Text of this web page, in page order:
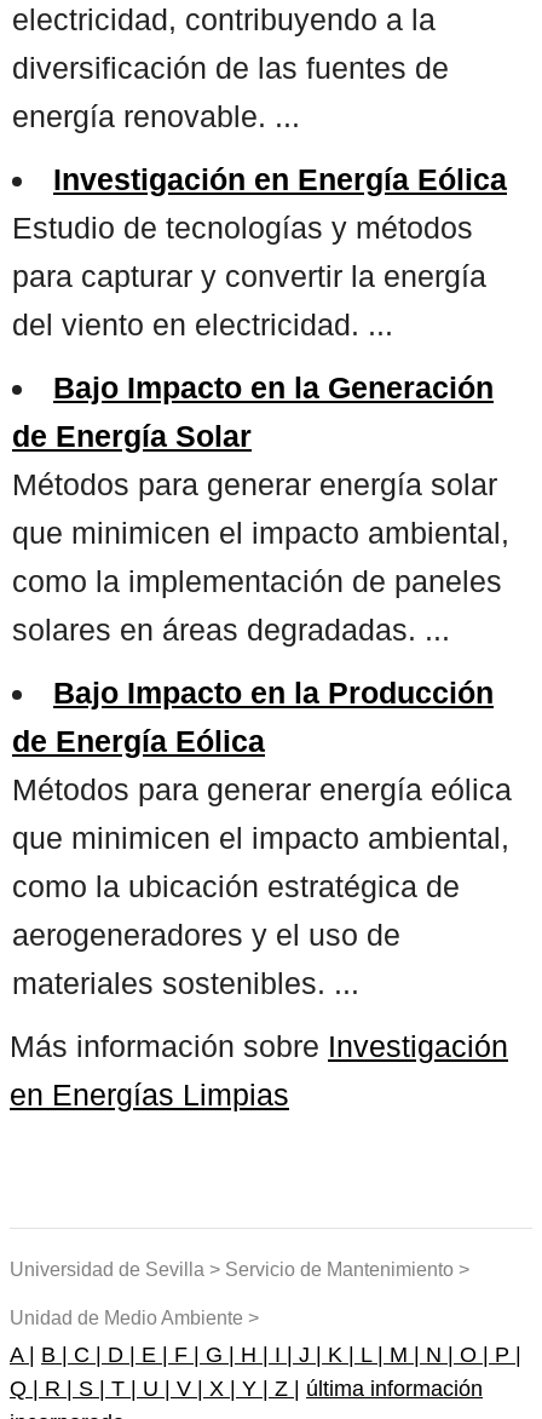
electricidad, contribuyendo a la
diversificación de las fuentes de
energía renovable. ...
Investigación en Energía Eólica
Estudio de tecnologías y métodos
para capturar y convertir la energía
del viento en electricidad. ...
Bajo Impacto en la Generación
de Energía Solar
Métodos para generar energía solar
que minimicen el impacto ambiental,
como la implementación de paneles
solares en áreas degradadas. ...
Bajo Impacto en la Producción
de Energía Eólica
Métodos para generar energía eólica
que minimicen el impacto ambiental,
como la ubicación estratégica de
aerogeneradores y el uso de
materiales sostenibles. ...
Más información sobre Investigación
en Energías Limpias
Universidad de Sevilla > Servicio de Mantenimiento >
Unidad de Medio Ambiente >
A | B | C | D | E | F | G | H | I | J | K | L | M | N | O | P |
Q | R | S | T | U | V | X | Y | Z | última información